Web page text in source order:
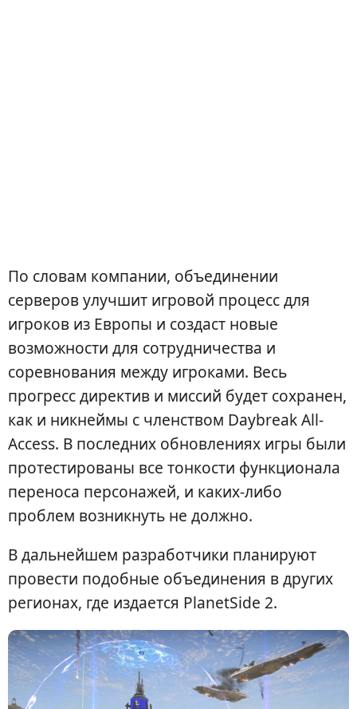
По словам компании, объединении
серверов улучшит игровой процесс для
игроков из Европы и создаст новые
возможности для сотрудничества и
соревнования между игроками. Весь
прогресс директив и миссий будет сохранен,
как и никнеймы с членством Daybreak All-
Access. В последних обновлениях игры были
протестированы все тонкости функционала
переноса персонажей, и каких-либо
проблем возникнуть не должно.
В дальнейшем разработчики планируют
провести подобные объединения в других
регионах, где издается PlanetSide 2.